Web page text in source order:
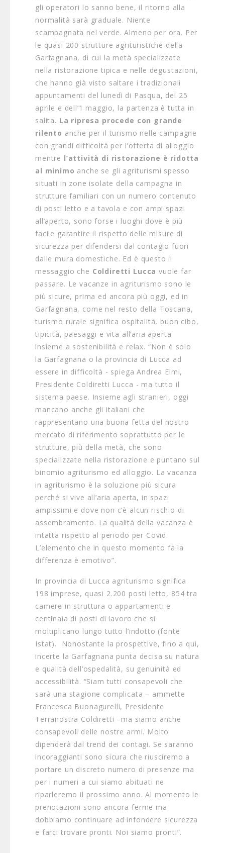
gli operatori lo sanno bene, il ritorno alla
normalità sarà graduale. Niente
scampagnata nel verde. Almeno per ora. Per
le quasi 200 strutture agrituristiche della
Garfagnana, di cui la metà specializzate
nella ristorazione tipica e nelle degustazioni,
che hanno già visto saltare i tradizionali
appuntamenti del lunedì di Pasqua, del 25
aprile e dell’1 maggio, la partenza è tutta in
salita. La ripresa procede con grande
rilento anche per il turismo nelle campagne
con grandi difficoltà per l’offerta di alloggio
mentre l’attività di ristorazione è ridotta
al minimo anche se gli agriturismi spesso
situati in zone isolate della campagna in
strutture familiari con un numero contenuto
di posti letto e a tavola e con ampi spazi
all’aperto, sono forse i luoghi dove è più
facile garantire il rispetto delle misure di
sicurezza per difendersi dal contagio fuori
dalle mura domestiche. Ed è questo il
messaggio che Coldiretti Lucca vuole far
passare. Le vacanze in agriturismo sono le
più sicure, prima ed ancora più oggi, ed in
Garfagnana, come nel resto della Toscana,
turismo rurale significa ospitalità, buon cibo,
tipicità, paesaggi e vita all’aria aperta
insieme a sostenibilità e relax. “Non è solo
la Garfagnana o la provincia di Lucca ad
essere in difficoltà - spiega Andrea Elmi,
Presidente Coldiretti Lucca - ma tutto il
sistema paese. Insieme agli stranieri, oggi
mancano anche gli italiani che
rappresentano una buona fetta del nostro
mercato di riferimento soprattutto per le
strutture, più della metà, che sono
specializzate nella ristorazione e puntano sul
binomio agriturismo ed alloggio. La vacanza
in agriturismo è la soluzione più sicura
perché si vive all’aria aperta, in spazi
ampissimi e dove non c’è alcun rischio di
assembramento. La qualità della vacanza è
intatta rispetto al periodo per Covid.
L’elemento che in questo momento fa la
differenza è emotivo”.
In provincia di Lucca agriturismo significa
198 imprese, quasi 2.200 posti letto, 854 tra
camere in struttura o appartamenti e
centinaia di posti di lavoro che si
moltiplicano lungo tutto l’indotto (fonte
Istat). Nonostante la prospettive, fino a qui,
incerte la Garfagnana punta decisa su natura
e qualità dell’ospedalità, su genuinità ed
accessibilità. “Siam tutti consapevoli che
sarà una stagione complicata – ammette
Francesca Buonagurelli, Presidente
Terranostra Coldiretti –ma siamo anche
consapevoli delle nostre armi. Molto
dipenderà dal trend dei contagi. Se saranno
incoraggianti sono sicura che riusciremo a
portare un discreto numero di presenze ma
per i numeri a cui siamo abituati ne
riparleremo il prossimo anno. Al momento le
prenotazioni sono ancora ferme ma
dobbiamo continuare ad infondere sicurezza
e farci trovare pronti. Noi siamo pronti”.